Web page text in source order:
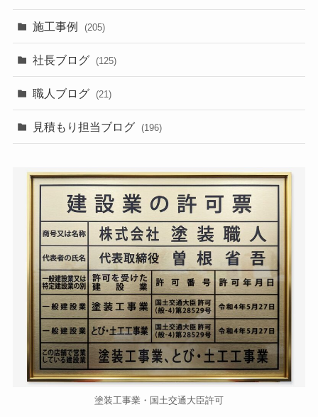
施工事例 (205)
社長ブログ (125)
職人ブログ (21)
見積もり担当ブログ (196)
塗装工事業・国土交通大臣許可